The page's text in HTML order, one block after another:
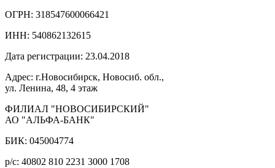
ОГРН: 318547600066421
ИНН: 540862132615
Дата регистрации: 23.04.2018
Адрес: г.Новосибирск, Новосиб. обл.,
ул. Ленина, 48, 4 этаж
ФИЛИАЛ "НОВОСИБИРСКИЙ"
АО "АЛЬФА-БАНК"
БИК: 045004774
р/с: 40802 810 2231 3000 1708